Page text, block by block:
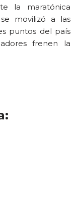
la maratónica
movilizó a las
puntos del país
frenen la